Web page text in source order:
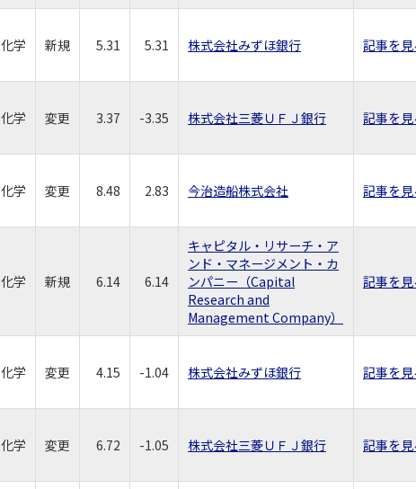
化学 新規 5.31 5.31 株式会社みずほ銀行 記事を見
化学 変更 3.37 -3.35 株式会社三菱ＵＦＪ銀行 記事を見
化学 変更 8.48 2.83 今治造船株式会社 記事を見
化学 新規 6.14 6.14
キャピタル・リサーチ・ア
ンド・マネージメント・カ
ンパニー（Capital
Research and
Management Company）
記事を見
化学 変更 4.15 -1.04 株式会社みずほ銀行 記事を見
化学 変更 6.72 -1.05 株式会社三菱ＵＦＪ銀行 記事を見